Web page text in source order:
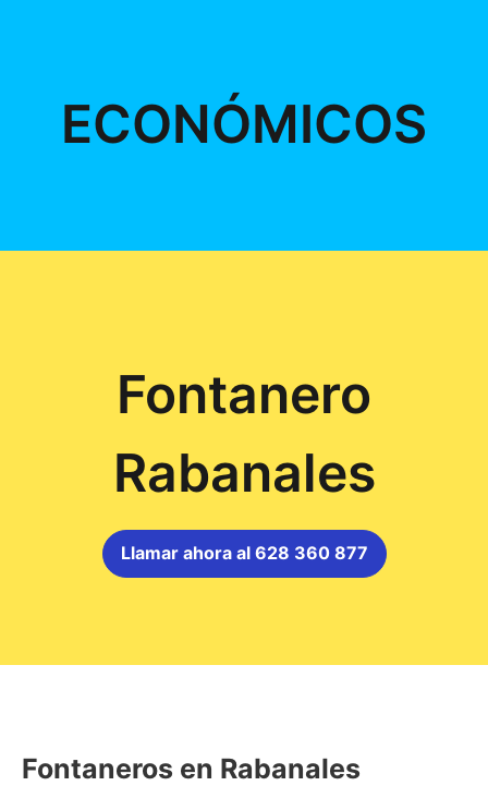
ECONÓMICOS
Fontanero
Rabanales
Llamar ahora al 628 360 877
Fontaneros en Rabanales